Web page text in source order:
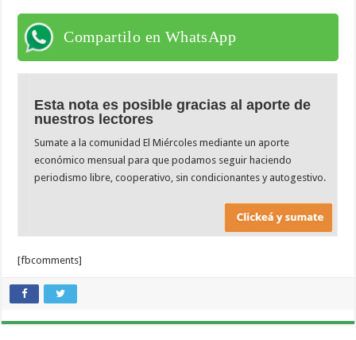
Compartilo en WhatsApp
Esta nota es posible gracias al aporte de
nuestros lectores
Sumate a la comunidad El Miércoles mediante un aporte
económico mensual para que podamos seguir haciendo
periodismo libre, cooperativo, sin condicionantes y autogestivo.
[fbcomments]